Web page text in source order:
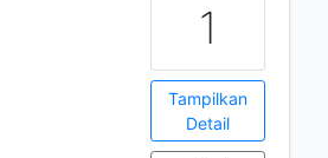
1
Tampilkan
Detail